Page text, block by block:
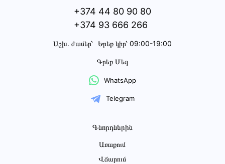
+374 44 80 90 80
+374 93 666 266
Աշխ․ ժամեր՝ Երեք կիր՝ 09:00-19:00
Գրեք Մեզ
WhatsApp
Telegram
Գնորդներին
Առաքում
Վճարում